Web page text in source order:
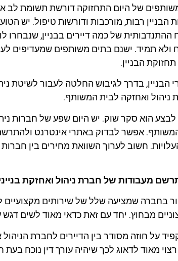
של היום התחזוקה דורשת תשומת לב
הבניין רבות, מורכבות ודורשות טיפול. יש
של כמה דיירים בבניין, שנבחרו
ולא תמיד. ישנם בתים משותפים שמעדיפים
הבניין.
הבניין, בדרך לגיבוש החלטה לעבור לשיטת
ניהול ואחזקה לבית המשותף.
הוא סקר שוק. יש היום שפע של חברות
אפשר לבדוק באתרי אינטרנט
חשוב לערוך השוואת מחירים בין חברות
מעבודות של חברת ניהול ואחזקת
בחברה שמציעה שלל של שירותים מקצועיים
מבחוץ. יחד עם זאת כדאי מאוד לשים
על חוזה מסודר בין הדיירים לחברת
רצוי מאוד לדאוג לכך שיהיה עורך דין נוכח